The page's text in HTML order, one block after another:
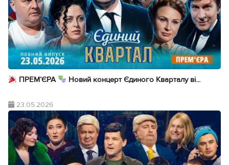
ПРЕМ’ЄРА Новий концерт Єдиного Кварталу ві...
23.05.2026